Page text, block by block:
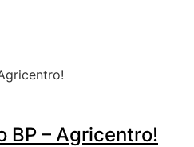
BP – Agricentro!